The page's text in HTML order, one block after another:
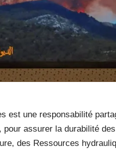
est une responsabilité
assurer la durabilité
des Ressources